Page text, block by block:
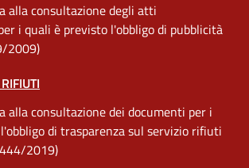
alla consultazione degli atti
i quali è previsto l'obbligo di pubblicità
2009)
alla consultazione dei documenti per i
di trasparenza sul servizio rifiuti
2019)